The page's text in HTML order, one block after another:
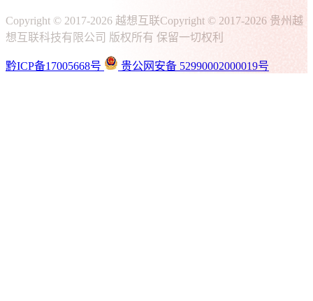
Copyright © 2017-2026 越想互联Copyright © 2017-2026 贵州越
想互联科技有限公司 版权所有 保留一切权利
黔ICP备17005668号 贵公网安备 52990002000019号